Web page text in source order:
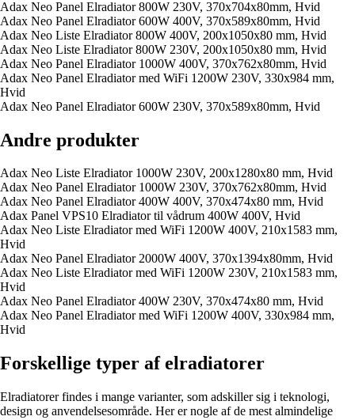
Adax Neo Panel Elradiator 800W 230V, 370x704x80mm, Hvid
Adax Neo Panel Elradiator 600W 400V, 370x589x80mm, Hvid
Adax Neo Liste Elradiator 800W 400V, 200x1050x80 mm, Hvid
Adax Neo Liste Elradiator 800W 230V, 200x1050x80 mm, Hvid
Adax Neo Panel Elradiator 1000W 400V, 370x762x80mm, Hvid
Adax Neo Panel Elradiator med WiFi 1200W 230V, 330x984 mm,
Hvid
Adax Neo Panel Elradiator 600W 230V, 370x589x80mm, Hvid
Andre produkter
Adax Neo Liste Elradiator 1000W 230V, 200x1280x80 mm, Hvid
Adax Neo Panel Elradiator 1000W 230V, 370x762x80mm, Hvid
Adax Neo Panel Elradiator 400W 400V, 370x474x80 mm, Hvid
Adax Panel VPS10 Elradiator til vådrum 400W 400V, Hvid
Adax Neo Liste Elradiator med WiFi 1200W 400V, 210x1583 mm,
Hvid
Adax Neo Panel Elradiator 2000W 400V, 370x1394x80mm, Hvid
Adax Neo Liste Elradiator med WiFi 1200W 230V, 210x1583 mm,
Hvid
Adax Neo Panel Elradiator 400W 230V, 370x474x80 mm, Hvid
Adax Neo Panel Elradiator med WiFi 1200W 400V, 330x984 mm,
Hvid
Forskellige typer af elradiatorer
Elradiatorer findes i mange varianter, som adskiller sig i teknologi,
design og anvendelsesområde. Her er nogle af de mest almindelige